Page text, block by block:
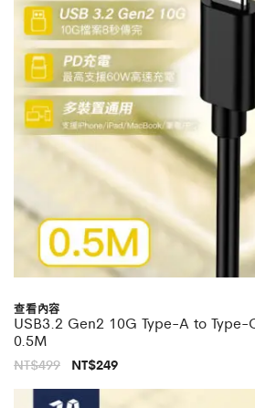
查看內容
USB3.2 Gen2 10G Type-A to Type-
0.5M
NT$499 原
價
格：
NT$249目
價